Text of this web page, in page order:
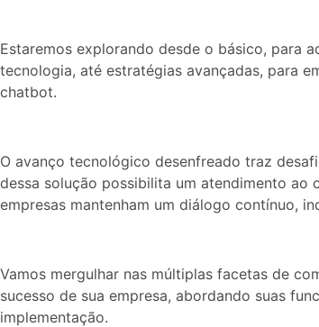
Estaremos explorando desde o básico, para
tecnologia, até estratégias avançadas, para
chatbot.
O avanço tecnológico desenfreado traz
dessa solução possibilita um atendimento
empresas mantenham um diálogo contínuo,
Vamos mergulhar nas múltiplas facetas de
sucesso de sua empresa, abordando suas
implementação.